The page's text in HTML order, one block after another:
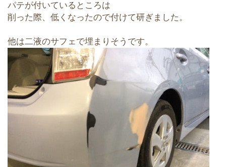
パテが付いているところは
削った際、低くなったので付けて研ぎました。
他は二液のサフェで埋まりそうです。